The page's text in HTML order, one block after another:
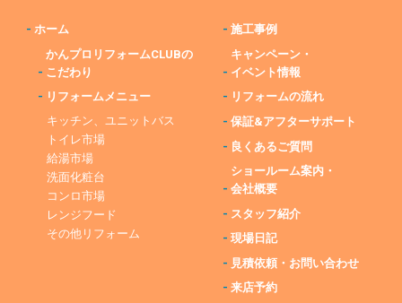
-ホーム
-
かんプロリフォームCLUBの
こだわり
- リフォームメニュー
キッチン、ユニットバス
トイレ市場
給湯市場
洗面化粧台
コンロ市場
レンジフード
その他リフォーム
-施工事例
-
キャンペーン・
イベント情報
- リフォームの流れ
-保証&アフターサポート
- 良くあるご質問
-
ショールーム案内・
会社概要
- スタッフ紹介
-現場日記
- 見積依頼・お問い合わせ
-来店予約